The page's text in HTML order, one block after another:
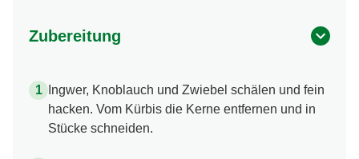
Zubereitung
Ingwer, Knoblauch und Zwiebel schälen und fein
hacken. Vom Kürbis die Kerne entfernen und in
Stücke schneiden.